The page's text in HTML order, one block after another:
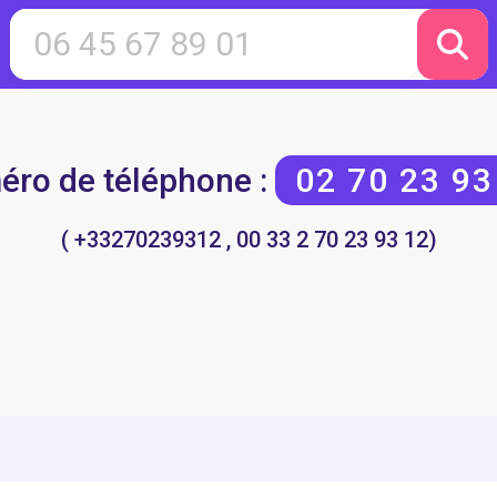
de téléphone : 02 70 23
( +33270239312 , 00 33 2 70 23 93 12)